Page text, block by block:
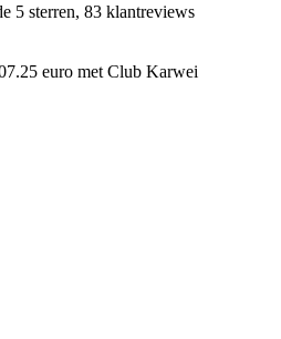
5 sterren, 83 klantreviews
euro met Club Karwei